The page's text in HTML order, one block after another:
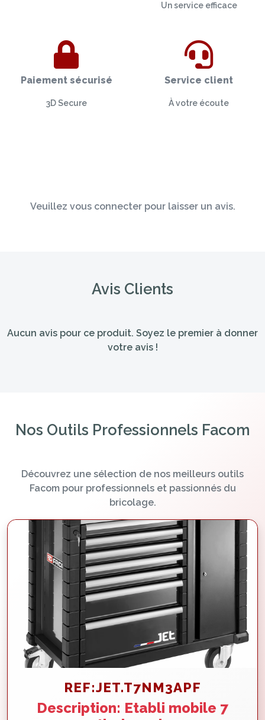
Un service efficace
Paiement sécurisé
3D Secure
Service client
À votre écoute
Veuillez vous connecter pour laisser un avis.
Avis Clients
Aucun avis pour ce produit. Soyez le premier à donner
votre avis !
Nos Outils Professionnels Facom
Découvrez une sélection de nos meilleurs outils
Facom pour professionnels et passionnés du
bricolage.
REF:JET.T7NM3APF
Description: Etabli mobile 7